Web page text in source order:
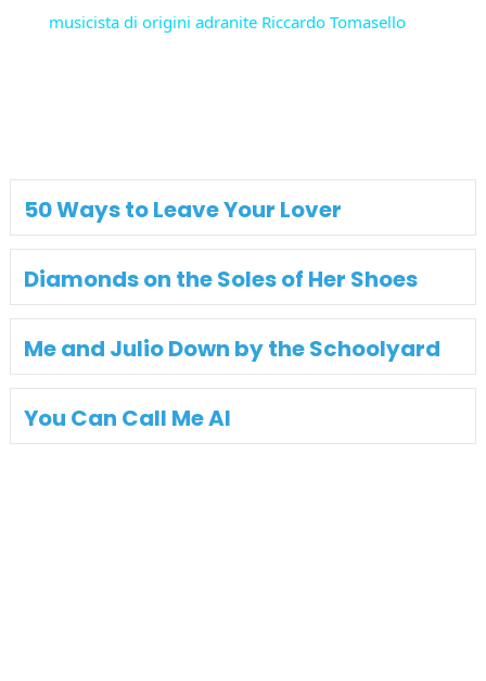
musicista di origini adranite Riccardo Tomasello
50 Ways to Leave Your Lover
Diamonds on the Soles of Her Shoes
Me and Julio Down by the Schoolyard
You Can Call Me Al